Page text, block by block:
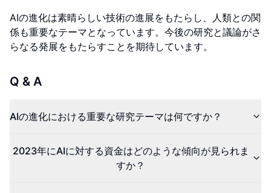
AIの進化は素晴らしい技術の進展をもたらし、人類との関
係も重要なテーマとなっています。今後の研究と議論がさ
らなる発展をもたらすことを期待しています。
Q & A
AIの進化における重要な研究テーマは何ですか？
2023年にAIに対する資金はどのような傾向が見られま
すか？